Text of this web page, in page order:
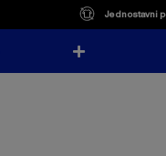
Jednostavni